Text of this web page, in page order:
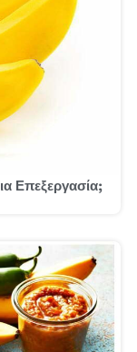
Επεξεργασία;